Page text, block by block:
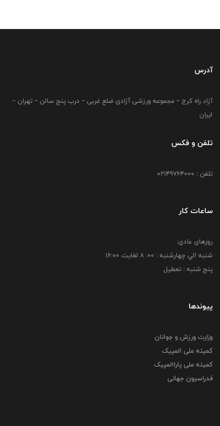
آدرس
آزاد راه کرج – مجموعه ورزشی آزادی ضلع غربی – درب پنج سالن – تهران –
ایران
تلفن و فکس
تلفن : 02149764000
ساعات کار
روزهای عادی:
شنبه الي چهارشنبه : 00: 8 لغايت 16:00
پنج شنبه : تعطیل
پیوندها
وزارت ورزش و جوانان
کمیته ملی المپیک
کمیته ملی پاراالمپیک
فدراسیون جهانی